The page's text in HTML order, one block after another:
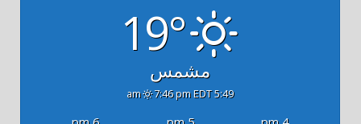
19°
مشمس
5:49 am
7:46 pm EDT